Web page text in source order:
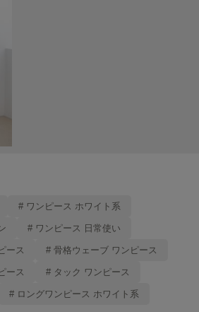
# ワンピース ホワイト系
# ワンピース 日常使い
ース # 骨格ウェーブ ワンピース
ース # タック ワンピース
# ロングワンピース ホワイト系